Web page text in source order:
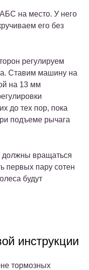
на место. У него
его без
регулируем
Ставим машину на
на 13 мм
до тех пор, пока
подъеме рычага
должны вращаться
первых пару сотен
будут
инструкции
тормозных